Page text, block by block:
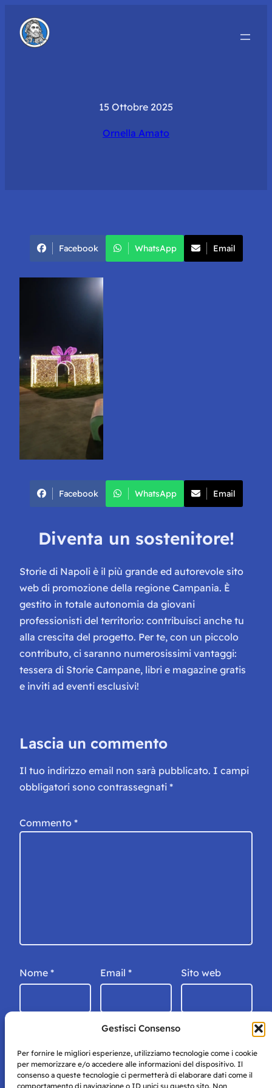
Gestisci Consenso
Per fornire le migliori esperienze, utilizziamo tecnologie come i cookie
per memorizzare e/o accedere alle informazioni del dispositivo. Il
consenso a queste tecnologie ci permetterà di elaborare dati come il
comportamento di navigazione o ID unici su questo sito. Non
15 Ottobre 2025
Ornella Amato
Facebook WhatsApp Email
Facebook WhatsApp Email
Diventa un sostenitore!
Storie di Napoli è il più grande ed autorevole sito
web di promozione della regione Campania. È
gestito in totale autonomia da giovani
professionisti del territorio: contribuisci anche tu
alla crescita del progetto. Per te, con un piccolo
contributo, ci saranno numerosissimi vantaggi:
tessera di Storie Campane, libri e magazine gratis
e inviti ad eventi esclusivi!
Lascia un commento
Il tuo indirizzo email non sarà pubblicato. I campi
obbligatori sono contrassegnati *
Commento *
Nome * Email * Sito web